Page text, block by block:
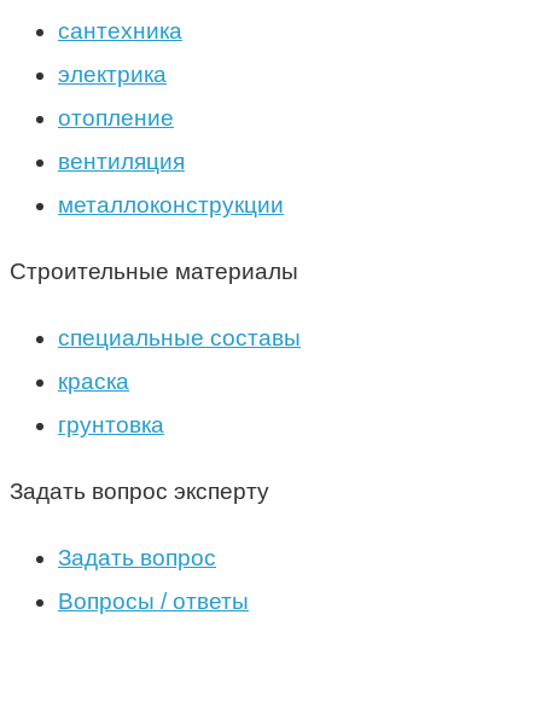
сантехника
электрика
отопление
вентиляция
металлоконструкции
Строительные материалы
специальные составы
краска
грунтовка
Задать вопрос эксперту
Задать вопрос
Вопросы / ответы